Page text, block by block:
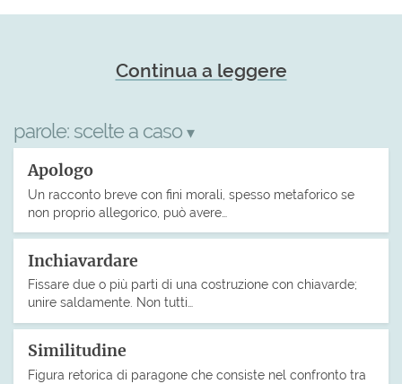
Continua a leggere
parole: scelte a caso ▾
Apologo
Un racconto breve con fini morali, spesso metaforico se
non proprio allegorico, può avere…
Inchiavardare
Fissare due o più parti di una costruzione con chiavarde;
unire saldamente. Non tutti…
Similitudine
Figura retorica di paragone che consiste nel confronto tra